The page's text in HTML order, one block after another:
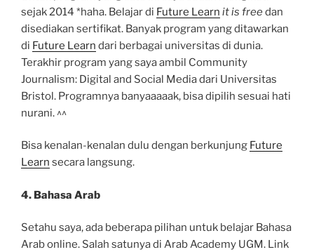
sejak 2014 *haha. Belajar di Future Learn it is freedan
disediakan sertifikat. Banyak program yang ditawarkan
di Future Learn dari berbagai universitas di dunia.
Terakhir program yang saya ambil Community
Journalism: Digital and Social Media dari Universitas
Bristol. Programnya banyaaaaak, bisa dipilih sesuai hati
nurani. ^^
Bisa kenalan-kenalan dulu dengan berkunjung Future
Learn secara langsung.
4. Bahasa Arab
Setahu saya, ada beberapa pilihan untuk belajar Bahasa
Arab online. Salah satunya di Arab Academy UGM. Link